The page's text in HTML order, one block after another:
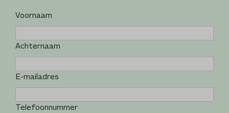
Voornaam
Achternaam
E-mailadres
Telefoonnummer